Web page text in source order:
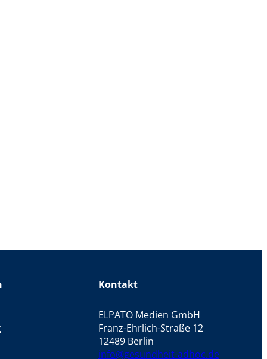
Kontakt
ELPATO Medien GmbH
Franz-Ehrlich-Straße 12
12489 Berlin
info@gesundheit-adhoc.de